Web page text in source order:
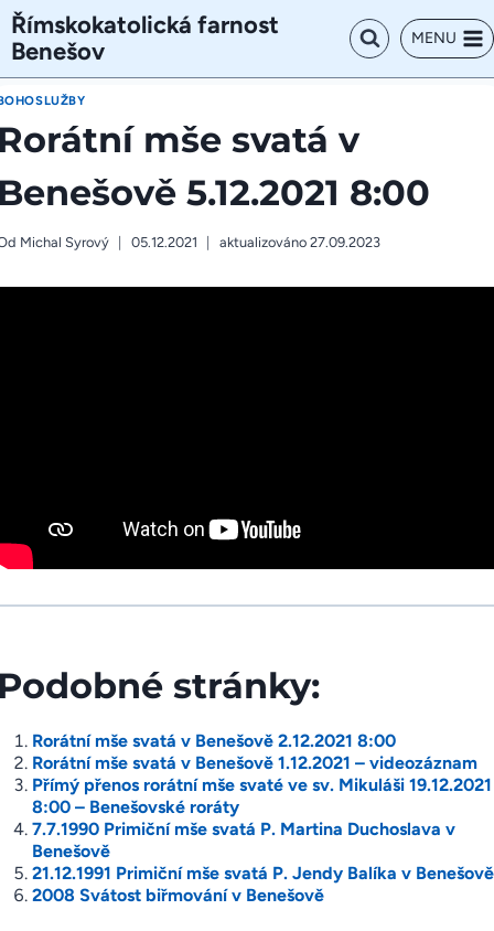
Přeskočit
na
obsah
Římskokatolická farnost
Benešov
MENU
mše svatá v
5.12.2021 8:00
Michal Syrový 05.12.2021 aktualizováno 27.09.2023
stránky:
Rorátní mše svatá v Benešově 2.12.2021 8:00
Rorátní mše svatá v Benešově 1.12.2021 – videozáznam
Přímý přenos rorátní mše svaté ve sv. Mikuláši 19.12.2021
8:00 – Benešovské roráty
7.7.1990 Primiční mše svatá P. Martina Duchoslava v
Benešově
21.12.1991 Primiční mše svatá P. Jendy Balíka v Benešově
2008 Svátost biřmování v Benešově